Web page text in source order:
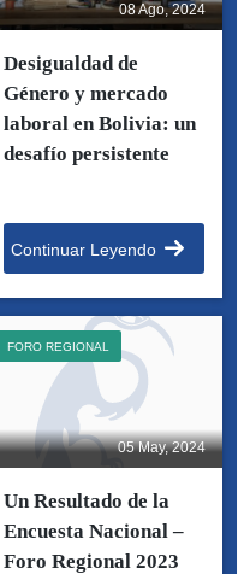
08 Ago, 2024
Desigualdad de
Género y mercado
laboral en Bolivia: un
desafío persistente
Continuar Leyendo
05 May, 2024
FORO REGIONAL
Un Resultado de la
Encuesta Nacional –
Foro Regional 2023